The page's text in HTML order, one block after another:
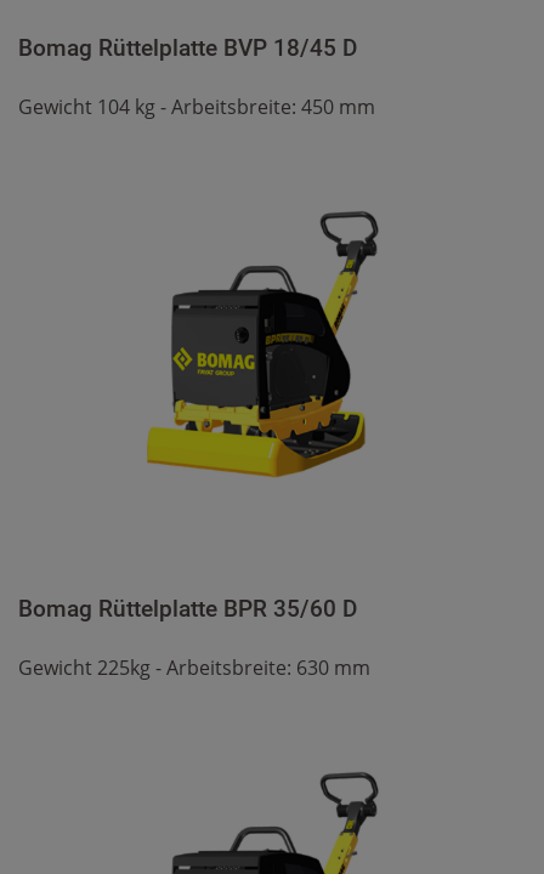
Bomag Rüttelplatte BVP 18/45 D
Gewicht 104 kg - Arbeitsbreite: 450 mm
Bomag Rüttelplatte BPR 35/60 D
Gewicht 225kg - Arbeitsbreite: 630 mm